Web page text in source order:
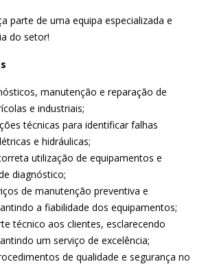
parte de uma equipa especializada e
do setor!
manutenção e reparação de
e industriais;
técnicas para identificar falhas
e hidráulicas;
utilização de equipamentos e
diagnóstico;
de manutenção preventiva e
a fiabilidade dos equipamentos;
técnico aos clientes, esclarecendo
um serviço de excelência;
de qualidade e segurança no